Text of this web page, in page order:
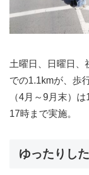
土曜日、日曜日、
での1.1kmが、歩
（4月～9月末）
17時まで実施。
ゆったりし